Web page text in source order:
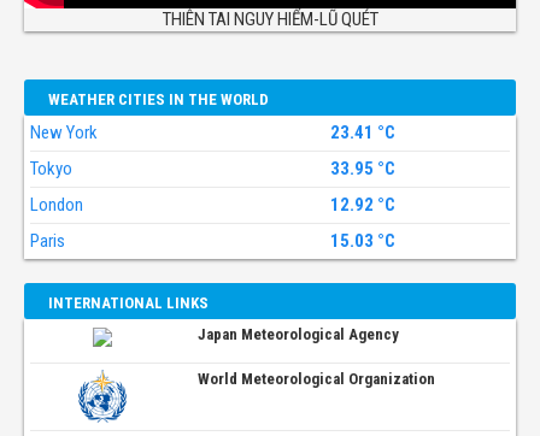
THIÊN TAI NGUY HIỂM-LŨ QUÉT
WEATHER CITIES IN THE WORLD
New York
23.41 °C
Tokyo
33.95 °C
London
12.92 °C
Paris
15.03 °C
INTERNATIONAL LINKS
Japan Meteorological Agency
World Meteorological Organization